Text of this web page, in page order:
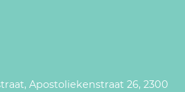
Apostoliekenstraat 26, 2300